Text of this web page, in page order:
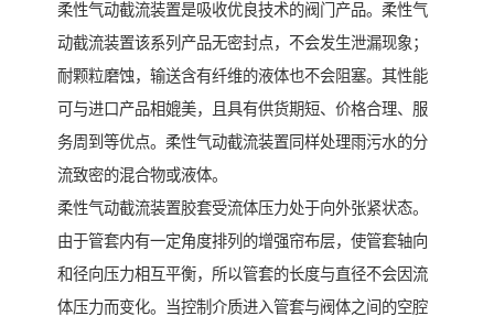
柔性气动截流装置是吸收优良技术的阀门产品。柔性气
动截流装置该系列产品无密封点，不会发生泄漏现象；
耐颗粒磨蚀，输送含有纤维的液体也不会阻塞。其性能
可与进口产品相媲美，且具有供货期短、价格合理、服
务周到等优点。柔性气动截流装置同样处理雨污水的分
流致密的混合物或液体。
柔性气动截流装置胶套受流体压力处于向外张紧状态。
由于管套内有一定角度排列的增强帘布层，使管套轴向
和径向压力相互平衡，所以管套的长度与直径不会因流
体压力而变化。当控制介质进入管套与阀体之间的空腔